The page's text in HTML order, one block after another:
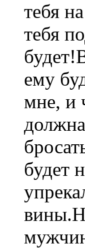
тебя
тебя
ему
мне, и
будет